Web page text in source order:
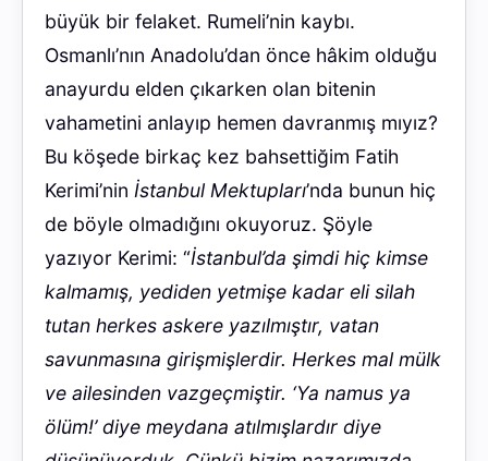
büyük bir felaket. Rumeli’nin kaybı.
Osmanlı’nın Anadolu’dan önce hâkim olduğu
anayurdu elden çıkarken olan bitenin
vahametini anlayıp hemen davranmış mıyız?
Bu köşede birkaç kez bahsettiğim Fatih
Kerimi’nin İstanbul Mektupları’nda bunun hiç
de böyle olmadığını okuyoruz. Şöyle
yazıyor Kerimi: “İstanbul’da şimdi hiç kimse
kalmamış, yediden yetmişe kadar eli silah
tutan herkes askere yazılmıştır, vatan
savunmasına girişmişlerdir. Herkes mal mülk
ve ailesinden vazgeçmiştir. ‘Ya namus ya
ölüm!’ diye meydana atılmışlardır diye